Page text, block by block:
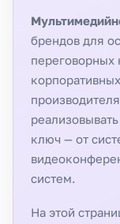
брендов для
переговорных
ключ — от
систем.
На этой